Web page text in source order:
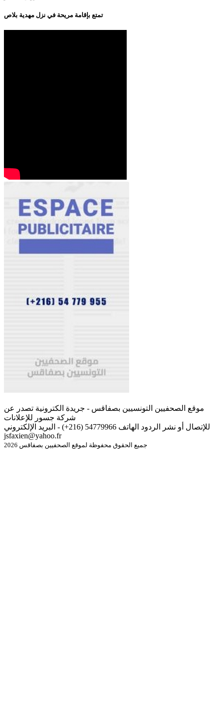
تمتع بإقامة مريحة في نزل مهدية بلاص
موقع الصحفيين التونسيين بصفاقس - جريدة الكترونية تصدر عن
شركة جسور للإعلانات
للإتصال أو نشر الردود الهاتف 54779966 (216+) - البريد الإلكتروني
jsfaxien@yahoo.fr
جميع الحقوق محفوظة لموقع الصحفيين بصفاقس 2026